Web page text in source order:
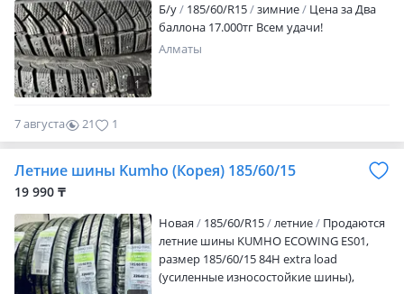
1
Б/у 185/60/R15 зимние
Цена за Два
баллона 17.000тг Всем удачи!
Алматы
7 августа 21 1
Летние шины Kumho (Корея) 185/60/15
19 990 ₸
Новая 185/60/R15 летние
Продаются
летние шины KUMHO ECOWING ES01,
размер 185/60/15 84H extra load
(усиленные износостойкие шины),